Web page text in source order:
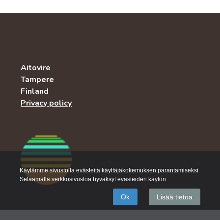
Aitovire
Tampere
Finland
Privacy policy
Käytämme sivustolla evästeitä käyttäjäkokemuksen parantamiseksi.
Selaamalla verkkosivustoa hyväksyt evästeiden käytön.
Ok Lisää tietoa